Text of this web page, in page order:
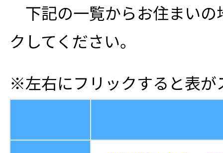
下記の一覧からお住まいの
クしてください。